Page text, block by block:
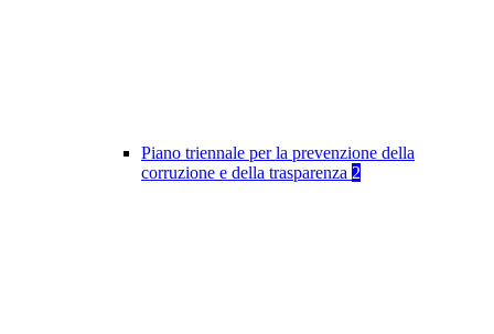
Piano triennale per la prevenzione della
corruzione e della trasparenza 2